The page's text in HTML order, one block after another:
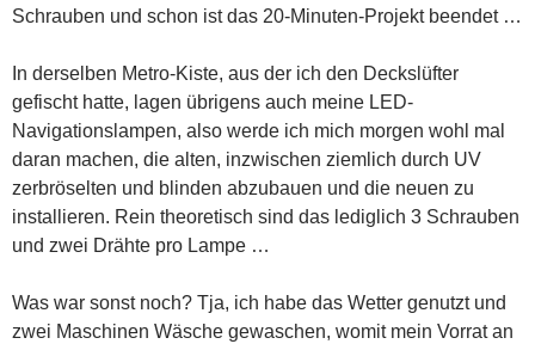
Schrauben und schon ist das 20-Minuten-Projekt beendet …
In derselben Metro-Kiste, aus der ich den Deckslüfter
gefischt hatte, lagen übrigens auch meine LED-
Navigationslampen, also werde ich mich morgen wohl mal
daran machen, die alten, inzwischen ziemlich durch UV
zerbröselten und blinden abzubauen und die neuen zu
installieren. Rein theoretisch sind das lediglich 3 Schrauben
und zwei Drähte pro Lampe …
Was war sonst noch? Tja, ich habe das Wetter genutzt und
zwei Maschinen Wäsche gewaschen, womit mein Vorrat an